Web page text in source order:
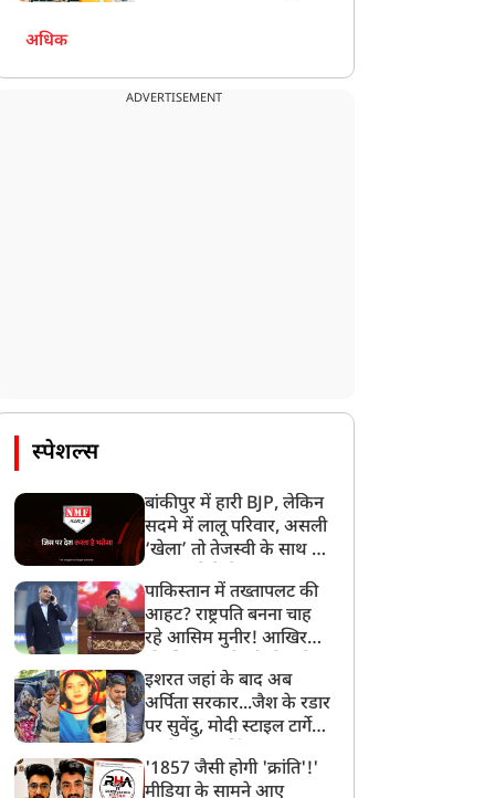
झारखंड भर्ती परीक्षा विवाद:
छात्र नेता देवेंद्र महतो ने सोनम
वांगचुक के आग्रह पर पिया
जारी
'सपा को ब्राह्मण नहीं, सिर्फ
वोट बैंक दिखता है'...
अखिलेश पर ब्रजेश पाठक का
पलटवार
अधिक
ADVERTISEMENT
स्पेशल्स
बांकीपुर में हारी BJP, लेकिन
सदमे में लालू परिवार, असली
‘खेला’ तो तेजस्वी के साथ हो
पाकिस्तान में तख्तापलट की
आहट? राष्ट्रपति बनना चाह
रहे आसिम मुनीर! आखिर
बनाया मोहरा?
इशरत जहां के बाद अब
अर्पिता सरकार...जैश के रडार
पर सुवेंदु, मोदी स्टाइल टार्गेट
बड़ा एक्शन!
'1857 जैसी होगी 'क्रांति'!'
मीडिया के सामने आए